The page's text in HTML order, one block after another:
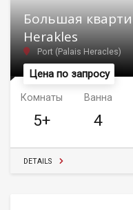
Цена по запросу
Большая
Herakles
Port (Palais Heracles)
Комнаты
5+
Ванна
4
DETAILS